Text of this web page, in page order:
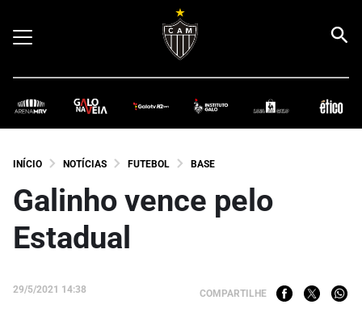
INÍCIO NOTÍCIAS FUTEBOL BASE
Galinho vence pelo
Estadual
29/5/2021 14:38 COMPARTILHE